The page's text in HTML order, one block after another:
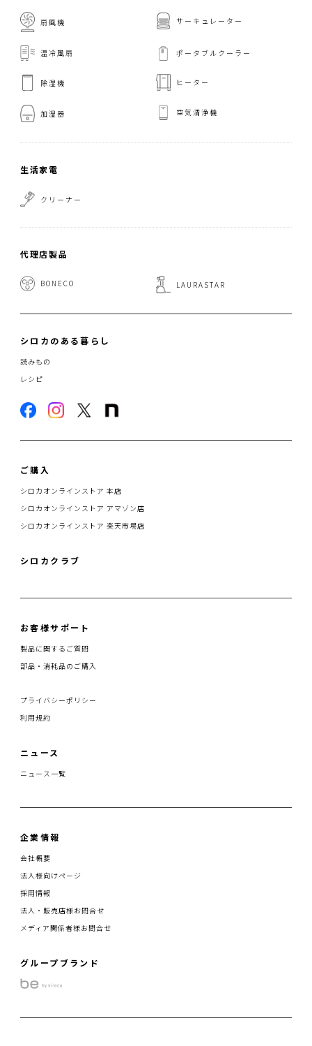
扇風機 サーキュレーター
温冷風扇 ポータブルクーラー
除湿機 ヒーター
加湿器 空気清浄機
生活家電
クリーナー
代理店製品
BONECO LAURASTAR
シロカのある暮らし
読みもの
レシピ
ご購入
シロカオンラインストア 本店
シロカオンラインストア アマゾン店
シロカオンラインストア 楽天市場店
シロカクラブ
お客様サポート
製品に関するご質問
部品・消耗品のご購入
プライバシーポリシー
利用規約
ニュース
ニュース一覧
企業情報
会社概要
法人様向けページ
採用情報
法人・販売店様お問合せ
メディア関係者様お問合せ
グループブランド